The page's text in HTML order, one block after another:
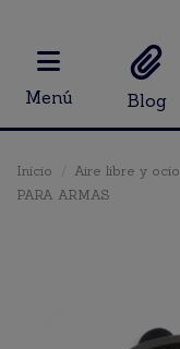
Menú Blog
Inicio Aire libre y ocio
PARA ARMAS